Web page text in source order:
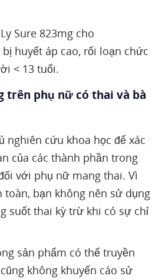
Sure 823mg cho
huyết áp cao, rối loạn chức
< 13 tuổi.
trên phụ nữ có thai và bà
nghiên cứu khoa học để xác
của các thành phần trong
với phụ nữ mang thai. Vì
toàn, bạn không nên sử dụng
suốt thai kỳ trừ khi có sự chỉ
sản phẩm có thể truyền
không khuyến cáo sử